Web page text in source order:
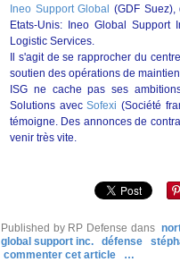
Ineo Support Global (GDF
Etats-Unis: Ineo Global Support
Logistic Services.
Il s'agit de se rapprocher du
soutien des opérations de
ISG ne cache pas ses
Solutions avecSofexi(Société
témoigne. Des annonces de
venir très vite.
Published by RP Defense dans
global support inc.
défense
commenter cet article
…